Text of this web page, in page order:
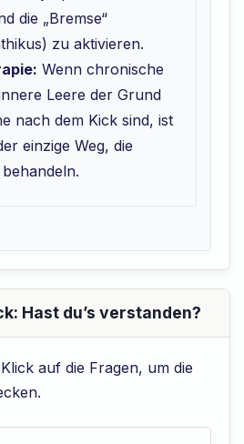
die „Bremse“
zu aktivieren.
Wenn chronische
Leere der Grund
nach dem Kick sind, ist
einzige Weg, die
Hast du’s verstanden?
auf die Fragen, um die